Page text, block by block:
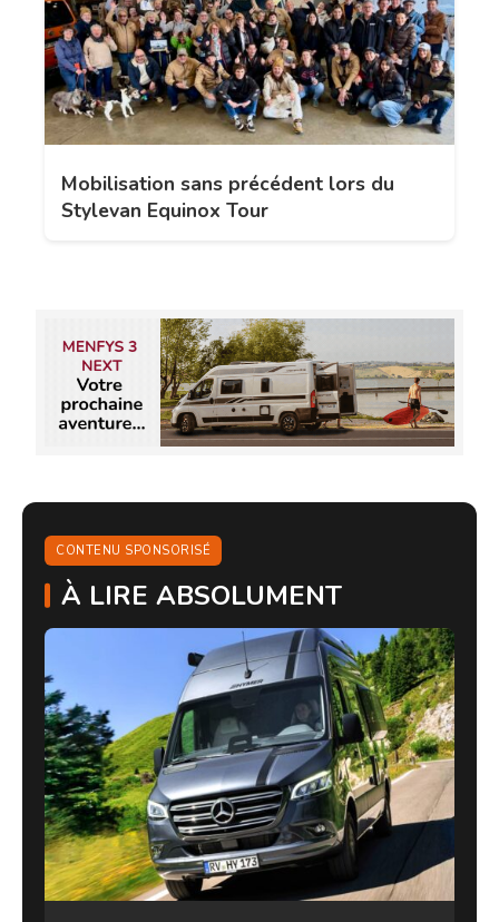
Mobilisation sans précédent lors du
Stylevan Equinox Tour
CONTENU SPONSORISÉ
À LIRE ABSOLUMENT